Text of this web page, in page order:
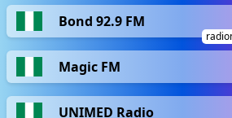
Bond 92.9 FM
Magic FM
UNIMED Radio